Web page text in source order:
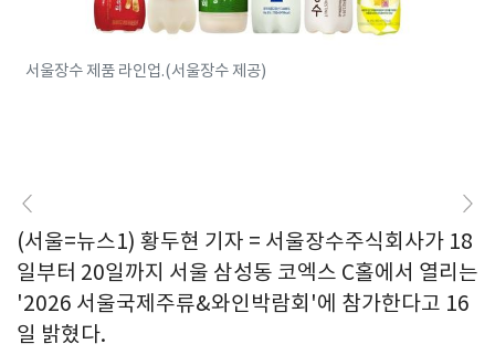
서울장수 제품 라인업.(서울장수 제공)
(서울=뉴스1) 황두현 기자 = 서울장수주식회사가 18
일부터 20일까지 서울 삼성동 코엑스 C홀에서 열리는
'2026 서울국제주류&와인박람회'에 참가한다고 16
일 밝혔다.